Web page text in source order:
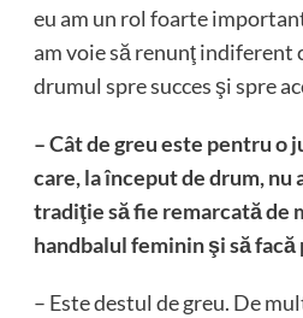
eu am un rol foarte
am voie să renunţ indiferent
drumul spre succes şi spre
– Cât de greu este pentru o
care, la început de drum, nu
tradiţie să fie remarcată de
handbalul feminin şi să
– Este destul de greu. De